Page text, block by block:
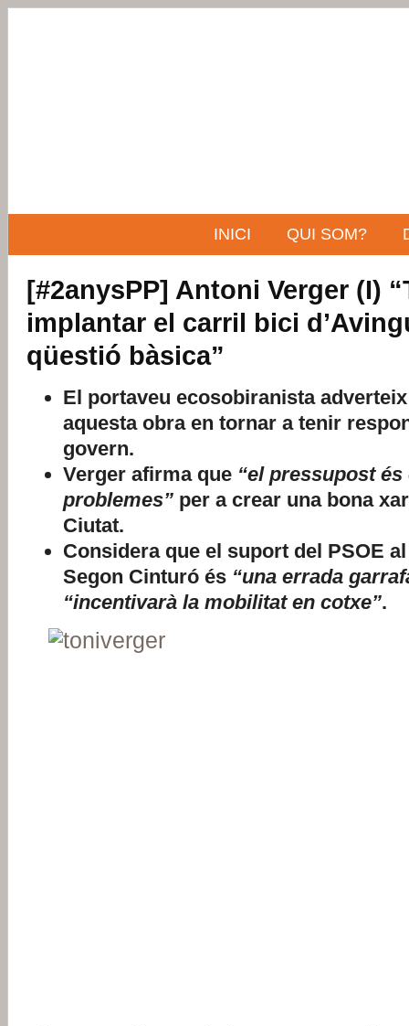
INICI QUI SOM?
[#2anysPP] Antoni Verger (I)
implantar el carril bici
qüestió bàsica”
El portaveu ecosobiranista
aquesta obra en tornar a tenir
govern.
Verger afirma que “el pressupost
problemes” per a crear una bona
Ciutat.
Considera que el suport del PSOE
Segon Cinturó és “una errada
“incentivarà la mobilitat en cotxe”.